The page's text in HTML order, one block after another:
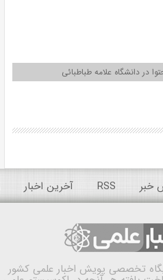
در دانشگاه علامه طباطبائی
خبر RSS آخرین اخبار
تخصصی پویش اخبار علمی کشور